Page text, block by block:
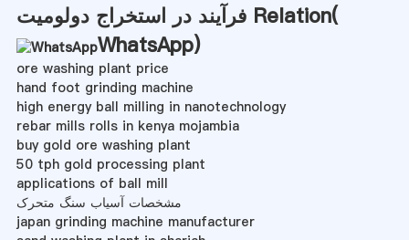
فرآیند در استخراج دولومیت Relation(
WhatsApp)
ore washing plant price
hand foot grinding machine
high energy ball milling in nanotechnology
rebar mills rolls in kenya mojambia
buy gold ore washing plant
50 tph gold processing plant
applications of ball mill
مشخصات آسیاب سنگ متحرک
japan grinding machine manufacturer